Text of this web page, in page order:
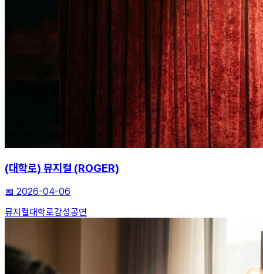
(대학로) 뮤지컬 (ROGER)
📅 2026-04-06
뮤지컬대학로감성공연